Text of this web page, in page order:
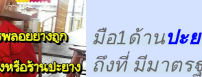
มือ1ด้านปะ
ถึงที่ มีมาตร